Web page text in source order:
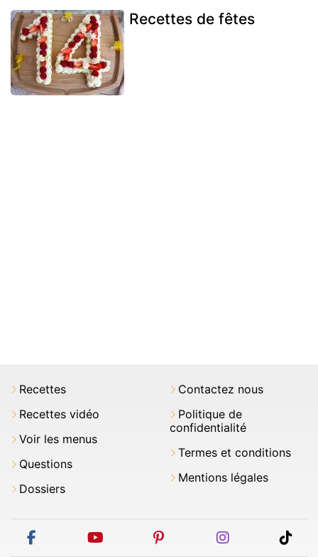
Recettes de fêtes
Recettes
Recettes vidéo
Voir les menus
Questions
Dossiers
Contactez nous
Politique de
confidentialité
Termes et conditions
Mentions légales
facebook youtube pinterest instagram